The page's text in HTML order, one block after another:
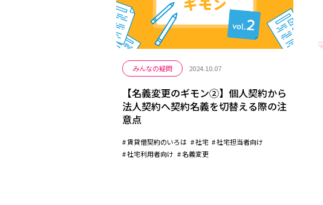
みんなの疑問 2024.10.07
【名義変更のギモン②】個人契約から
法人契約へ契約名義を切替える際の注
意点
賃貸借契約のいろは 社宅
社宅担当者向け
社宅利用者向け
名義変更